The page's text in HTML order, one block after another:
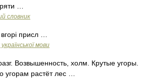
…
словник
присл …
мови
Возвышенность, холм. Крутые угоры.
угорам растёт лес …